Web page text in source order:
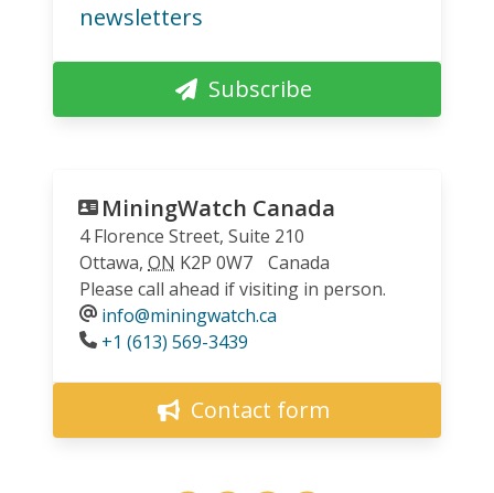
newsletters
Subscribe
MiningWatch Canada
4 Florence Street, Suite 210
Ottawa, ON K2P 0W7
Canada
Please call ahead if visiting in person.
info@miningwatch.ca
Phone
+1 (613) 569-3439
Contact form